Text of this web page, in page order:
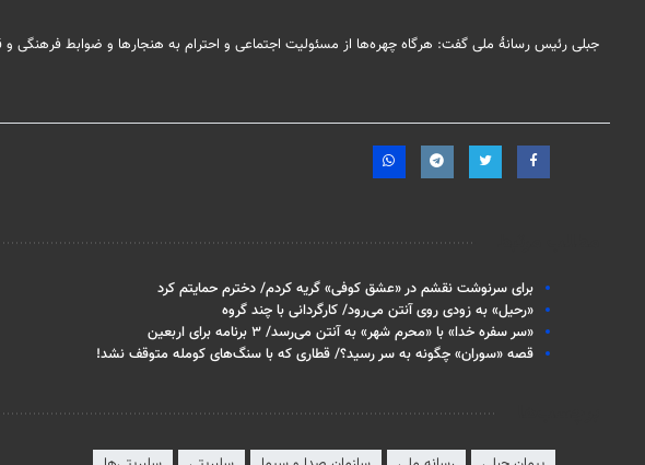
جبلی رئیس رسانۀ ملی گفت: هرگاه چهره‌ها از مسئولیت اجتماعی و احترام به هنجارها و ضوابط فرهنگی و
برای سرنوشت نقشم در «عشق کوفی» گریه کردم/ دخترم حمایتم کرد
«رحیل» به زودی روی آنتن می‌رود/ کارگردانی با چند گروه
«سر سفره خدا» با «محرم شهر» به آنتن می‌رسد/ ۳ برنامه برای اربعین
قصه «سوران» چگونه به سر رسید؟/ قطاری که با سنگ‌های کومله متوقف نشد!